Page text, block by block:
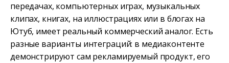
передачах, компьютерных играх, музыкальных
клипах, книгах, на иллюстрациях или в блогах на
Ютуб, имеет реальный коммерческий аналог. Есть
разные варианты интеграций: в медиаконтенте
демонстрируют сам рекламируемый продукт, его